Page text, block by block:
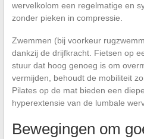
wervelkolom een regelmatige en
zonder pieken in compressie.
Zwemmen (bij voorkeur
dankzij de drijfkracht. Fietsen op
stuur dat hoog genoeg is om
vermijden, behoudt de mobiliteit
Pilates op de mat bieden een
hyperextensie van de lumbale
Bewegingen om